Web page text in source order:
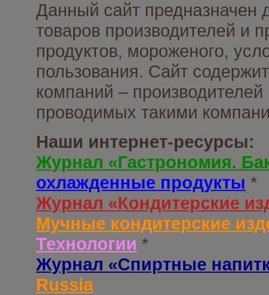
Данный сайт предназначен
товаров производителей и
продуктов, мороженого,
пользования. Сайт
компаний –
проводимых такими
Наши интернет-ресурсы:
Журнал «Гастрономия.
охлажденные продукты *
Журнал «Кондитерские
Мучные кондитерские
Технологии *
Журнал «Спиртные
Russia